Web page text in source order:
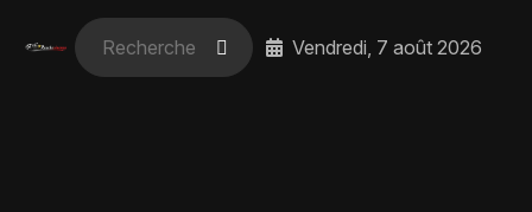
Vendredi, 7 août 2026